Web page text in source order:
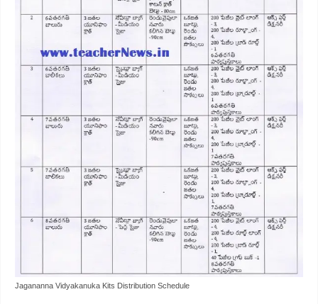
Jagananna Vidyakanuka Kits Distribution Schedule